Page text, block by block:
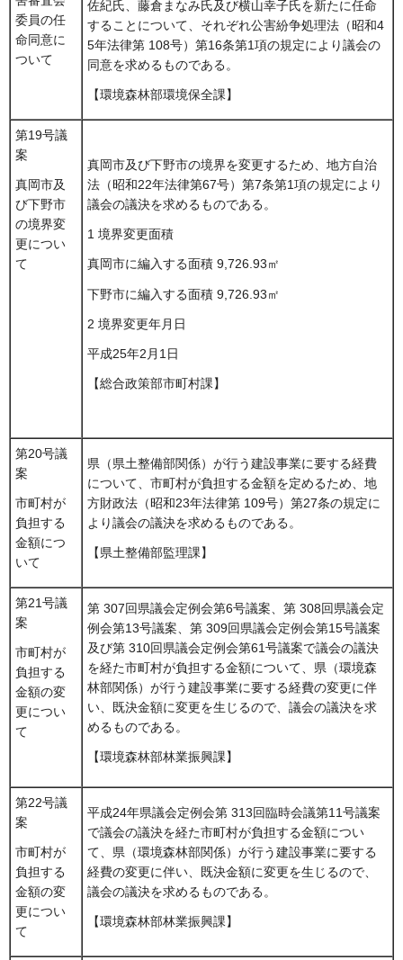
委員の任
命同意に
ついて
佐紀氏、藤倉まなみ氏及び横山幸子氏を新たに任命
することについて、それぞれ公害紛争処理法（昭和4
5年法律第 108号）第16条第1項の規定により議会の
同意を求めるものである。
【環境森林部環境保全課】
第19号議
案
真岡市及
び下野市
の境界変
更につい
て
真岡市及び下野市の境界を変更するため、地方自治
法（昭和22年法律第67号）第7条第1項の規定により
議会の議決を求めるものである。
1 境界変更面積
真岡市に編入する面積 9,726.93㎡
下野市に編入する面積 9,726.93㎡
2 境界変更年月日
平成25年2月1日
【総合政策部市町村課】
第20号議
案
市町村が
負担する
金額につ
いて
県（県土整備部関係）が行う建設事業に要する経費
について、市町村が負担する金額を定めるため、地
方財政法（昭和23年法律第 109号）第27条の規定に
より議会の議決を求めるものである。
【県土整備部監理課】
第21号議
案
市町村が
負担する
金額の変
更につい
て
第 307回県議会定例会第6号議案、第 308回県議会定
例会第13号議案、第 309回県議会定例会第15号議案
及び第 310回県議会定例会第61号議案で議会の議決
を経た市町村が負担する金額について、県（環境森
林部関係）が行う建設事業に要する経費の変更に伴
い、既決金額に変更を生じるので、議会の議決を求
めるものである。
【環境森林部林業振興課】
第22号議
案
市町村が
負担する
金額の変
更につい
て
平成24年県議会定例会第 313回臨時会議第11号議案
で議会の議決を経た市町村が負担する金額につい
て、県（環境森林部関係）が行う建設事業に要する
経費の変更に伴い、既決金額に変更を生じるので、
議会の議決を求めるものである。
【環境森林部林業振興課】